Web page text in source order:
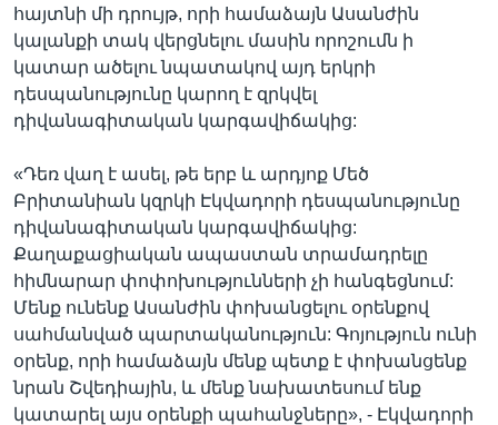
հայտնի մի դրույթ, որի համաձայն Ասանժին
կալանքի տակ վերցնելու մասին որոշումն ի
կատար ածելու նպատակով այդ երկրի
դեսպանությունը կարող է զրկվել
դիվանագիտական կարգավիճակից:
«Դեռ վաղ է ասել, թե երբ և արդյոք Մեծ
Բրիտանիան կզրկի Էկվադորի դեսպանությունը
դիվանագիտական կարգավիճակից:
Քաղաքացիական ապաստան տրամադրելը
հիմնարար փոփոխությունների չի հանգեցնում:
Մենք ունենք Ասանժին փոխանցելու օրենքով
սահմանված պարտականություն: Գոյություն ունի
օրենք, որի համաձայն մենք պետք է փոխանցենք
նրան Շվեդիային, և մենք նախատեսում ենք
կատարել այս օրենքի պահանջները», - Էկվադորի